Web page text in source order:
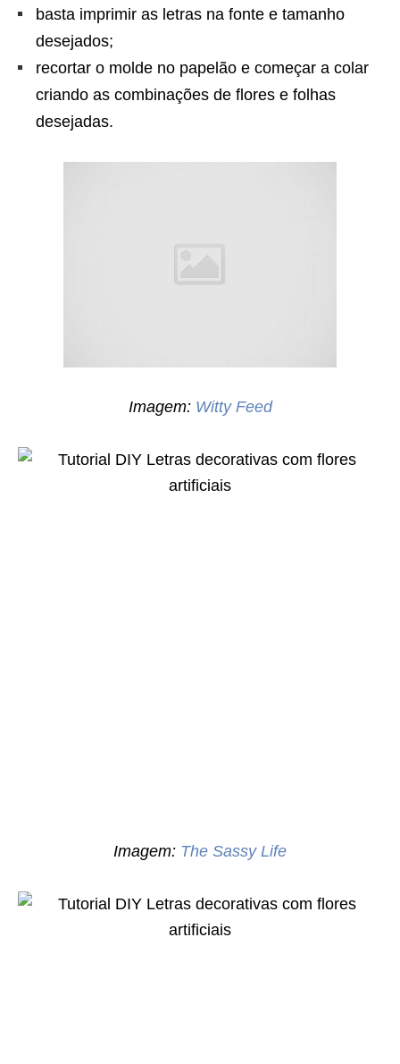
basta imprimir as letras na fonte e tamanho
desejados;
recortar o molde no papelão e começar a colar
criando as combinações de flores e folhas
desejadas.
Imagem: Witty Feed
Imagem: The Sassy Life